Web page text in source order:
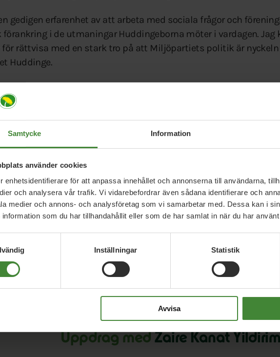
Samtycke Information
använder cookies
enhetsidentifierare för att anpassa innehållet och annonserna till användarna,
och analysera vår trafik. Vi vidarebefordrar även sådana identifierare och
medier och annons- och analysföretag som vi samarbetar med. Dessa kan i
information som du har tillhandahållit eller som de har samlat in när du har
Inställningar Statistik
Avvisa
gedigen erfarenhet av att arbeta med sociala frågor och
i de utmaningar Huddingeborna möter i vardagen. Jag
för rättvisa med en stark tro på att Miljöpartiets politik är
Huddinge.
Kanat Yildirim
Uppdrag medZaire Kanat Yildirim